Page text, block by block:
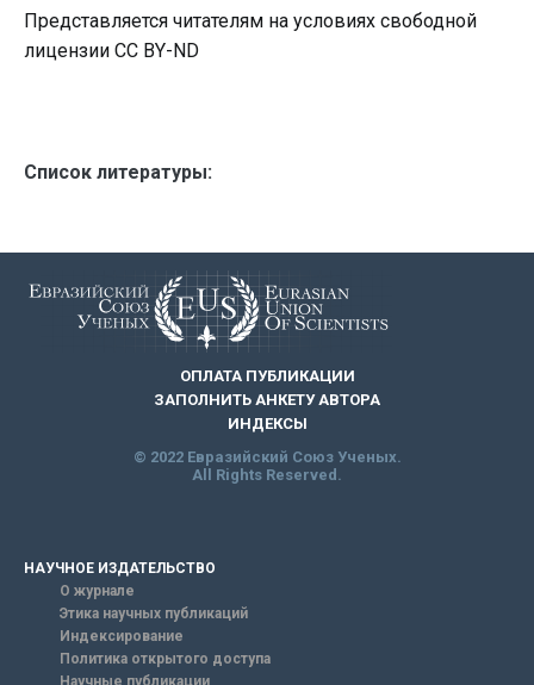
Представляется читателям на условиях свободной
лицензии CC BY-ND
Список литературы:
ОПЛАТА ПУБЛИКАЦИИ
ЗАПОЛНИТЬ АНКЕТУ АВТОРА
ИНДЕКСЫ
© 2022 Евразийский Союз Ученых.
All Rights Reserved.
НАУЧНОЕ ИЗДАТЕЛЬСТВО
О журнале
Этика научных публикаций
Индексирование
Политика открытого доступа
Научные публикации